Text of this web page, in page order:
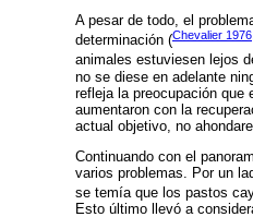
A pesar de todo, el
determinación (Chevalier
animales estuviesen lejos
no se diese en adelante
refleja la preocupación
aumentaron con la
actual objetivo, no
Continuando con el
varios problemas. Por un
se temía que los pastos
Esto último llevó a